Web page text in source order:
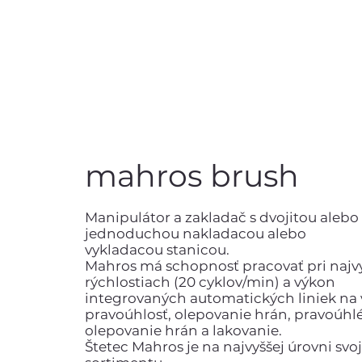
mahros brush
Manipulátor a zakladač s dvojitou alebo
jednoduchou nakladacou alebo
vykladacou stanicou.
Mahros má schopnosť pracovať pri
rýchlostiach (20 cyklov/min) a výkon
integrovaných automatických liniek na
pravoúhlosť, olepovanie hrán,
olepovanie hrán a lakovanie.
Štetec Mahros je na najvyššej úrovni